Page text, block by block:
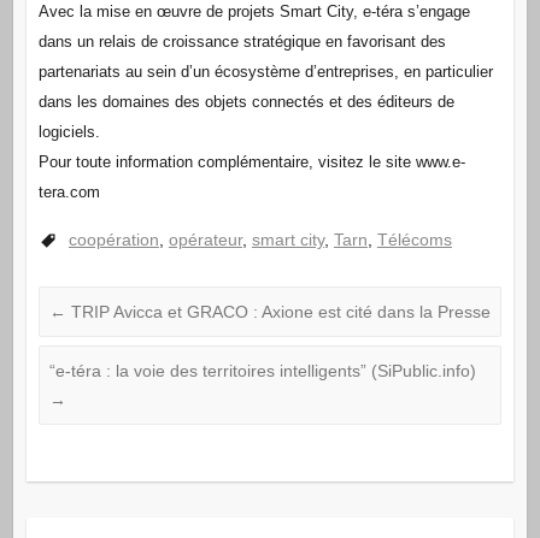
Avec la mise en œuvre de projets Smart City, e-téra s’engage
dans un relais de croissance stratégique en favorisant des
partenariats au sein d’un écosystème d’entreprises, en particulier
dans les domaines des objets connectés et des éditeurs de
logiciels.
Pour toute information complémentaire, visitez le site www.e-
tera.com
coopération opérateur, smart city, Tarn Télécoms
← TRIP Avicca et GRACO : Axione est cité dans la Presse
“e-téra : la voie des territoires intelligents” (SiPublic.info)
→